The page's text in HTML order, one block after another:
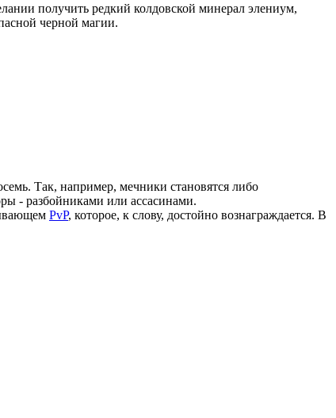
получить редкий колдовской минерал элениум,
черной магии.
Так, например, мечники становятся либо
- разбойниками или ассасинами.
PvP, которое, к слову, достойно вознаграждается. В